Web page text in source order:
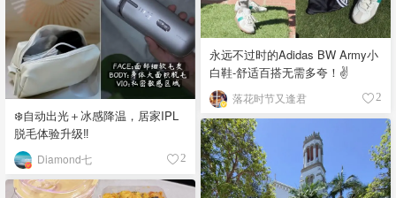
永远不过时的Adidas BW Army小
白鞋-舒适百搭无需多夸！✌️
落花时节又逢君 2
❄️自动出光＋冰感降温，居家IPL
脱毛体验升级‼️
Diamond七 2